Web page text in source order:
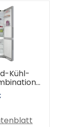
Kühl-
el
3